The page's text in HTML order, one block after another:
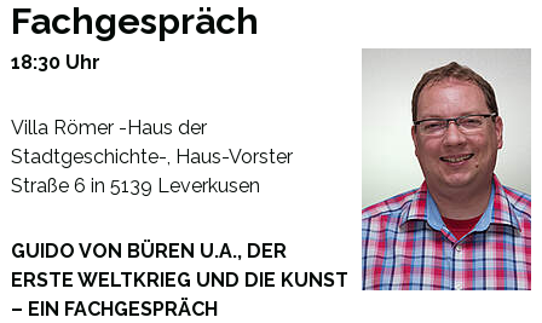
Fachgespräch
18:30 Uhr
Villa Römer -Haus der
Stadtgeschichte-, Haus-Vorster
Straße 6 in 5139 Leverkusen
GUIDO VON BÜREN U.A., DER
ERSTE WELTKRIEG UND DIE KUNST
– EIN FACHGESPRÄCH